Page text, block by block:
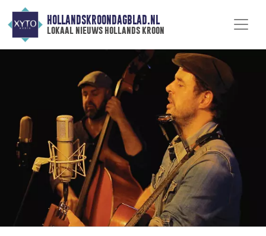
HOLLANDSKROONDAGBLAD.NL
lokaal nieuws hollands kroon